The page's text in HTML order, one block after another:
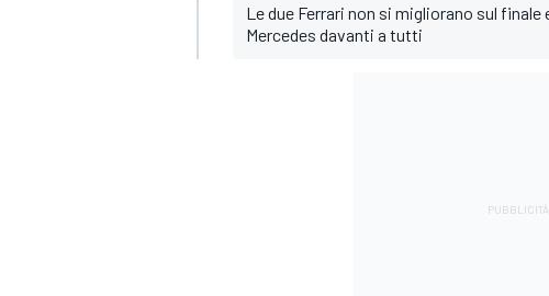
Le due Ferrari non si migliorano sul
Mercedes davanti a tutti